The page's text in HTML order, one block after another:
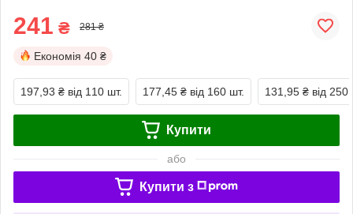
241 ₴ 281 ₴
Економія 40 ₴
197,93 ₴ від 110 шт. 177,45 ₴ від 160 шт. 131,95 ₴ від 250
Купити
або
Купити з